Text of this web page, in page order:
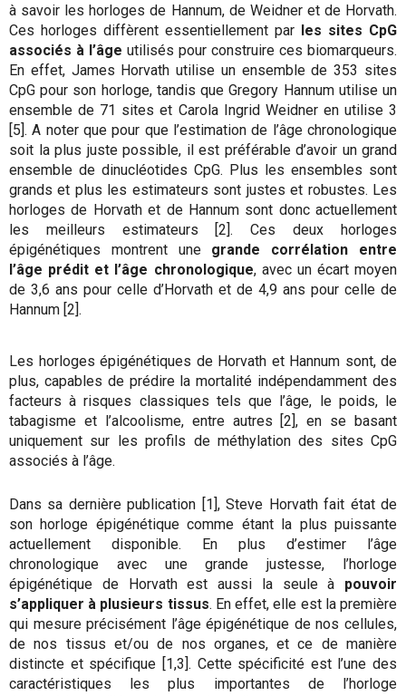
à savoir les horloges de Hannum, de Weidner et de Horvath.
Ces horloges diffèrent essentiellement par
les sites CpG
associés à l’âge utilisés pour construire ces biomarqueurs.
En effet, James Horvath utilise un ensemble de 353 sites
CpG pour son horloge, tandis que Gregory Hannum utilise un
ensemble de 71 sites et Carola Ingrid Weidner en utilise 3
[5]. A noter que pour que l’estimation de l’âge chronologique
soit la plus juste possible, il est préférable d’avoir un grand
ensemble de dinucléotides CpG. Plus les ensembles sont
grands et plus les estimateurs sont justes et robustes. Les
horloges de Horvath et de Hannum sont donc actuellement
les meilleurs estimateurs [2]. Ces deux horloges
épigénétiques montrent une grande corrélation entre
l’âge prédit et l’âge chronologique, avec un écart moyen
de 3,6 ans pour celle d’Horvath et de 4,9 ans pour celle de
Hannum [2].
Les horloges épigénétiques de Horvath et Hannum sont, de
plus, capables de prédire la mortalité indépendamment des
facteurs à risques classiques tels que l’âge, le poids, le
tabagisme et l’alcoolisme, entre autres [2], en se basant
uniquement sur les profils de méthylation des sites CpG
associés à l’âge.
Dans sa dernière publication [1], Steve Horvath fait état de
son horloge épigénétique comme étant la plus puissante
actuellement disponible. En plus d’estimer l’âge
chronologique avec une grande justesse, l’horloge
épigénétique de Horvath est aussi la seule à pouvoir
s’appliquer à plusieurs tissus. En effet, elle est la première
qui mesure précisément l’âge épigénétique de nos cellules,
de nos tissus et/ou de nos organes, et ce de manière
distincte et spécifique [1,3]. Cette spécificité est l’une des
caractéristiques les plus importantes de l’horloge